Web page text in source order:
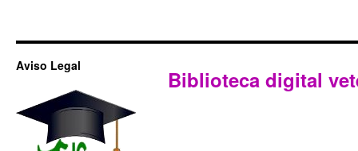
Aviso Legal
Biblioteca digital